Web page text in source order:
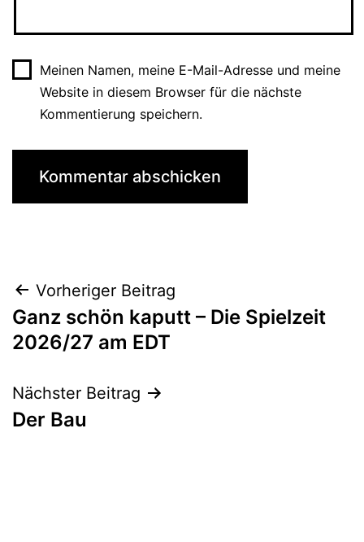
Meinen Namen, meine E-Mail-Adresse und meine
Website in diesem Browser für die nächste
Kommentierung speichern.
Beitrags-
Navigation
Vorheriger Beitrag
Ganz schön kaputt – Die Spielzeit
2026/27 am EDT
Nächster Beitrag
Der Bau